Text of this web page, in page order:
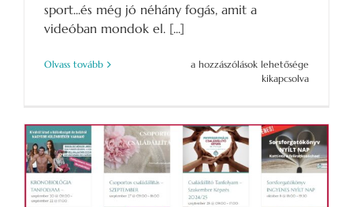
sport...és még jó néhány fogás, amit a
videóban mondok el. [...]
Olvass tovább
Legbelsőbb
a hozzászólások lehetősége
kikapcsolva